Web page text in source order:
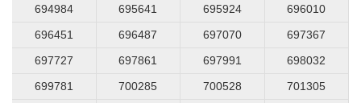
694984
695641 695924
696010
696451
696487 697070
697367
697727
697861 697991
698032
699781
700285 700528
701305